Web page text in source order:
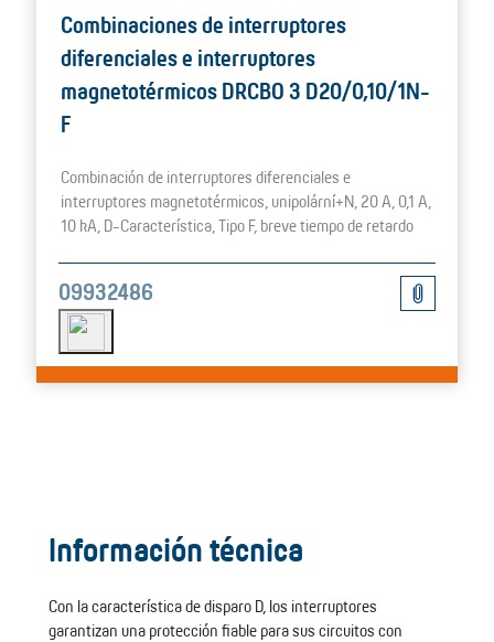
Combinaciones de interruptores
diferenciales e interruptores
magnetotérmicos DRCBO 3 D20/0,10/1N-
F
Combinación de interruptores diferenciales e
interruptores magnetotérmicos, unipolární+N, 20 A, 0,1 A,
10 kA, D-Característica, Tipo F, breve tiempo de retardo
09932486
Información técnica
Con la característica de disparo D, los interruptores
garantizan una protección fiable para sus circuitos con